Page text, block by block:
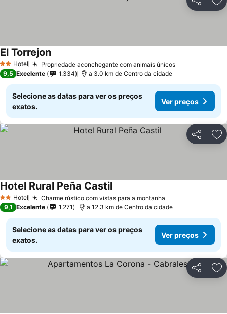
Partilhar
2 Estrelas
Hotel Propriedade aconchegante com animais únicos
El Torrejon
9,5 Excelente 1.334 a 3.0 km de Centro da cidade
Selecione as datas para ver os preços
exatos.
Ver preços
Partilhar
2 Estrelas
Hotel Charme rústico com vistas para a montanha
Hotel Rural Peña Castil
9,1 Excelente 1.271 a 12.3 km de Centro da cidade
Selecione as datas para ver os preços
exatos.
Ver preços
Partilhar